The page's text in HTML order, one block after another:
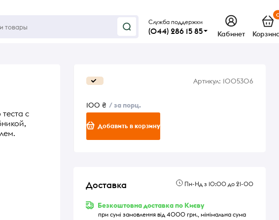
Служба поддержки
(044) 286 15 85 Кабинет
с
Артикул: 1005306
100 ₴ / за порц.
Добавить в корзину
Доставка Пн-Нд з 10:00 до 21-00
Безкоштовна доставка по Києву
при сумі замовлення від 4000 грн., мінімальна сума